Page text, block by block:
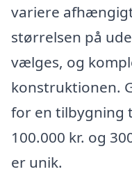
variere
størrelsen på
vælges, og
konstruktionen.
for en tilbygning
100.000 kr. og
er unik.